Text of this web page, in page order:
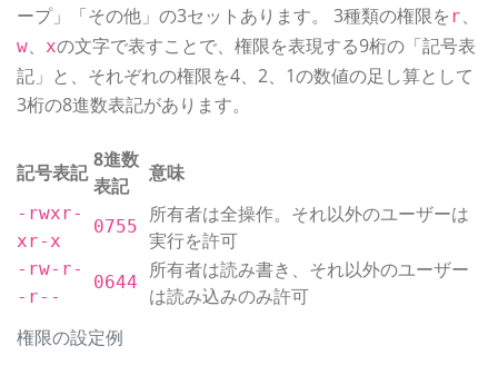
ープ」「その他」の3セットあります。 3種類の権限を r、
w、 xの文字で表すことで、権限を表現する9桁の「記号表
記」と、それぞれの権限を4、2、1の数値の足し算として
3桁の8進数表記があります。
権限の設定例
記号表記
8進数
表記
意味
-rwxr-
xr-x
0755
所有者は全操作。それ以外のユーザーは
実行を許可
-rw-r-
-r--
0644
所有者は読み書き、それ以外のユーザー
は読み込みのみ許可